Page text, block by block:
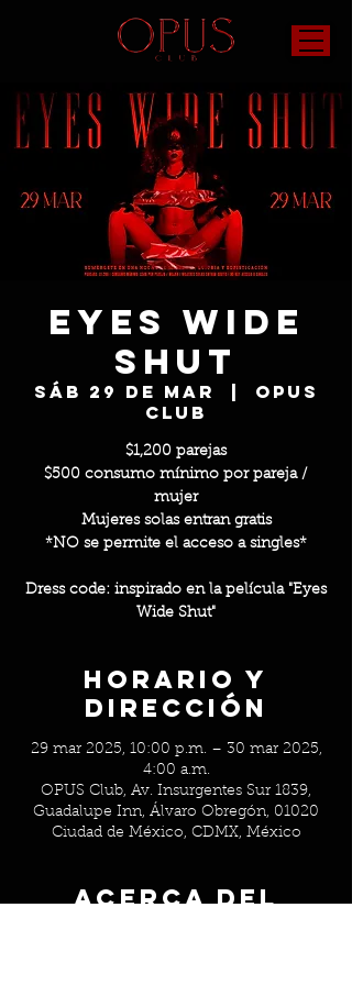
Eyes Wide
Shut
sáb 29 de mar
OPUS
Club
$1,200 parejas
$500 consumo mínimo por pareja /
mujer
Mujeres solas entran gratis
*NO se permite el acceso a singles*
Dress code: inspirado en la película "Eyes
Wide Shut"
Horario y
Dirección
29 mar 2025, 10:00 p.m. – 30 mar 2025,
4:00 a.m.
OPUS Club, Av. Insurgentes Sur 1839,
Guadalupe Inn, Álvaro Obregón, 01020
Ciudad de México, CDMX, México
Acerca del